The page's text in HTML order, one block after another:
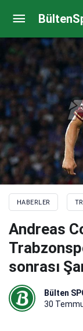
HABERLER
Andreas
sonrası
Bülten
30
Trabzonspor-
Ömür: Kupa